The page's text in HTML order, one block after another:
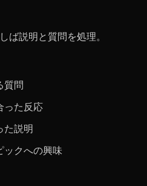
ば説明と質問を処理。
質問
った反応
た説明
ックへの興味